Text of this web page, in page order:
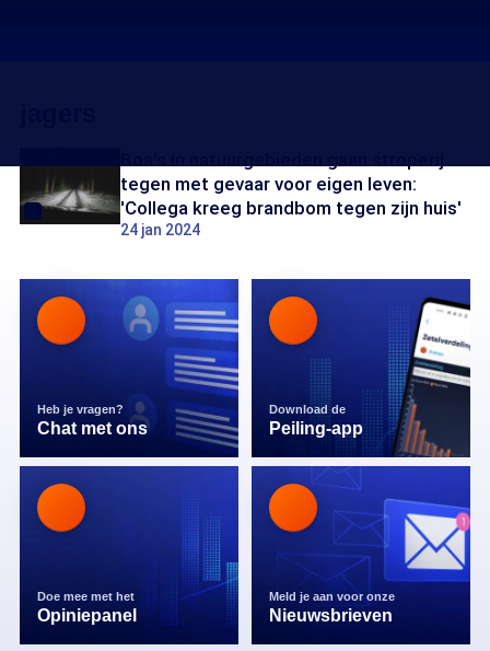
tegen met gevaar voor eigen leven:
'Collega kreeg brandbom tegen zijn huis'
24 jan 2024
Heb je vragen?
Chat met ons
Download de
Peiling-app
Doe mee met het
Opiniepanel
Meld je aan voor onze
Nieuwsbrieven